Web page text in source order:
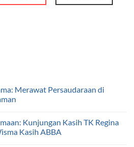
Merawat Persaudaraan di
Kunjungan Kasih TK Regina
Kasih ABBA